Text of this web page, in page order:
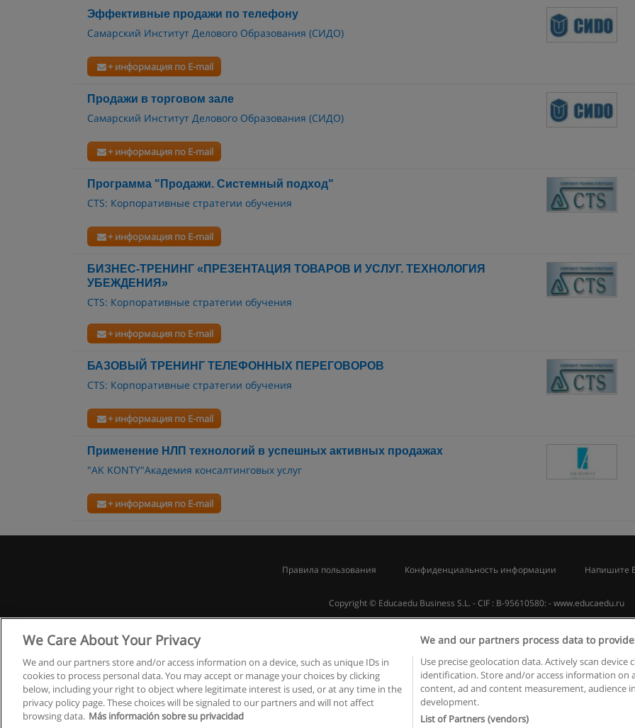
Эффективные продажи по телефону
Самарский Институт Делового Образования (СИДО)
+ информация по E-mail
Продажи в торговом зале
Самарский Институт Делового Образования (СИДО)
+ информация по E-mail
Программа "Продажи. Системный подход"
CTS: Корпоративные стратегии обучения
+ информация по E-mail
БИЗНЕС-ТРЕНИНГ «ПРЕЗЕНТАЦИЯ ТОВАРОВ И УСЛУГ. ТЕХНОЛОГИЯ
УБЕЖДЕНИЯ»
CTS: Корпоративные стратегии обучения
+ информация по E-mail
БАЗОВЫЙ ТРЕНИНГ ТЕЛЕФОННЫХ ПЕРЕГОВОРОВ
CTS: Корпоративные стратегии обучения
+ информация по E-mail
Применение НЛП технологий в успешных активных продажах
"AK KONTY"Академия консалтинговых услуг
+ информация по E-mail
Правила пользования Конфиденциальность информации Напишите
Copyright © Educaedu Business S.L. - CIF : B-95610580: - www.educaedu.ru
We Care About Your Privacy
We and our partners store and/or access information on a device, such as unique IDs in
cookies to process personal data. You may accept or manage your choices by clicking
below, including your right to object where legitimate interest is used, or at any time in the
privacy policy page. These choices will be signaled to our partners and will not affect
browsing data. Más información sobre su privacidad
We and our partners process data to
Use precise geolocation data. Actively scan device
identification. Store and/or access information on
content, ad and content measurement, audience
development.
List of Partners (vendors)